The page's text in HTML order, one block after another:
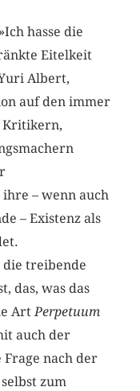
hasse die
Eitelkeit
Albert,
auf den immer
Kritikern,
– wenn auch
– Existenz als
die treibende
das, was das
ArtPerpetuum
auch der
Frage nach der
zum